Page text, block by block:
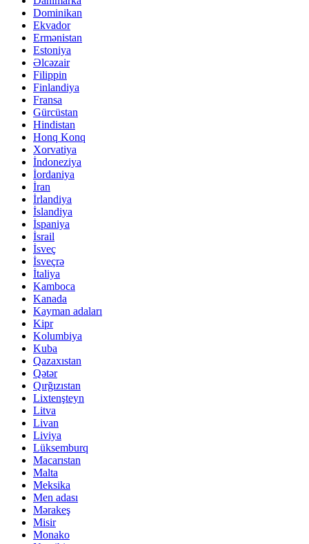
Dominikan
Ekvador
Ermənistan
Estoniya
Əlcəzair
Filippin
Finlandiya
Fransa
Gürcüstan
Hindistan
Honq Konq
Xorvatiya
İndoneziya
İordaniya
İran
İrlandiya
İslandiya
İspaniya
İsrail
İsveç
İsveçrə
İtaliya
Kamboca
Kanada
Kayman adaları
Kipr
Kolumbiya
Kuba
Qazaxıstan
Qətər
Qırğızıstan
Lixtenşteyn
Litva
Livan
Liviya
Lüksemburq
Macarıstan
Malta
Meksika
Men adası
Mərakeş
Misir
Monako